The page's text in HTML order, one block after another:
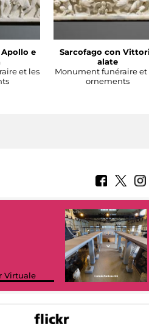
e
et les
Sarcofago con
alate
Monument funéraire et
ornements
Virtuale